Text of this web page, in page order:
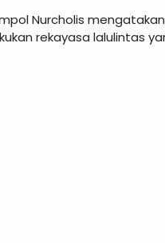
Nurcholis
rekayasa lalulintas